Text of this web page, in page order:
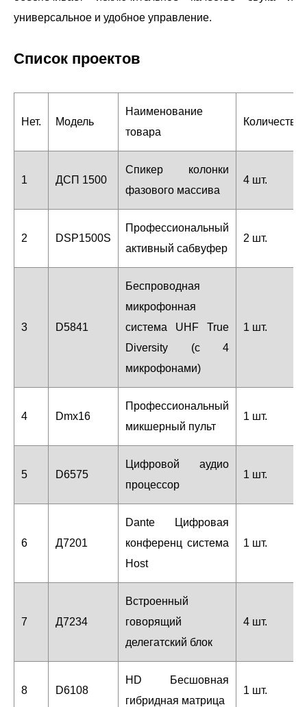
универсальное и удобное управление.
Список проектов
Нет. Модель
Наименование
товара
Количество
1 ДСП 1500
Спикер колонки
фазового массива
4 шт.
2 DSP1500S
Профессиональный
активный сабвуфер
2 шт.
3 D5841
Беспроводная
микрофонная
система UHF True
Diversity (с 4
микрофонами)
1 шт.
4 Dmx16
Профессиональный
микшерный пульт
1 шт.
5 D6575
Цифровой аудио
процессор
1 шт.
6 Д7201
Dante Цифровая
конференц система
Host
1 шт.
7 Д7234
Встроенный
говорящий
делегатский блок
4 шт.
8 D6108
HD Бесшовная
гибридная матрица
1 шт.